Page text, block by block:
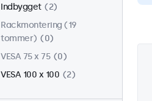
Indbygget
2
Rackmontering (19
tommer)
0
VESA 75 x 75
0
VESA 100 x 100
2